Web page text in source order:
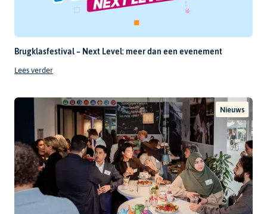
Brugklasfestival – Next Level: meer dan een evenement
Lees verder
Nieuws